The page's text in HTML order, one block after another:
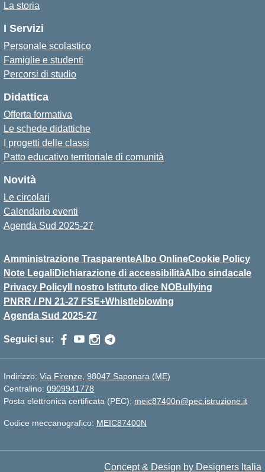
La storia
I Servizi
Personale scolastico
Famiglie e studenti
Percorsi di studio
Didattica
Offerta formativa
Le schede didattiche
I progetti delle classi
Patto educativo territoriale di comunità
Novità
Le circolari
Calendario eventi
Agenda Sud 2025-27
Amministrazione TrasparenteAlbo OnlineCookie Policy
Note LegaliDichiarazione di accessibilitàAlbo sindacale
Privacy Policy Il nostro Istituto dice NOBullying
PNRR / PN 21-27 FSE+Whistleblowing
Agenda Sud 2025-27
Seguici su:
Indirizzo: Via Firenze, 98047 Saponara (ME)
Centralino: 0909941778
Posta elettronica certificata (PEC): meic87400n@pec.istruzione.it
Codice meccanografico: MEIC87400N
Concept & Design by Designers Italia